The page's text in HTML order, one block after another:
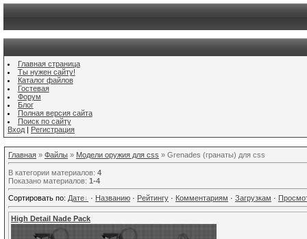
Главная страница
Ты нужен сайту!
Каталог файлов
Гостевая
Форум
Блог
Полная версия сайта
Поиск по сайту
Вход | Регистрация
Главная » Файлы » Модели оружия для css » Grenades (гранаты) для css
В категории материалов: 4
Показано материалов: 1-4
Сортировать по: Дате · Названию · Рейтингу · Комментариям · Загрузкам ·
High Detail Nade Pack